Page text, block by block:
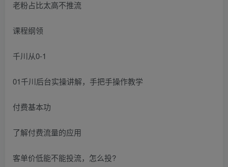
老粉占比太高不推流
课程纲领
千川从0-1
01千川后台实操讲解，手把手操作教学
付费基本功
了解付费流量的应用
客单价低能不能投流，怎么投?